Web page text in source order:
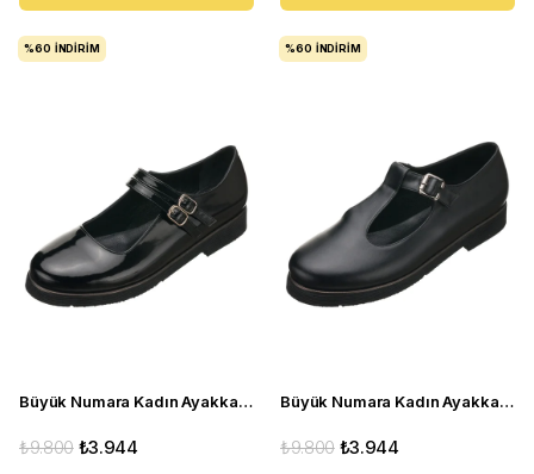
Büyük Numara Kadın Ayakkabı Babet MYG0403 siyah R
₺3.944
₺9.800
%60 İNDIRIM
Büyük Numara Kadın Ayakkabı Babet MYG2002 siyah D
₺3.944
₺9.800
%60 İNDIRIM